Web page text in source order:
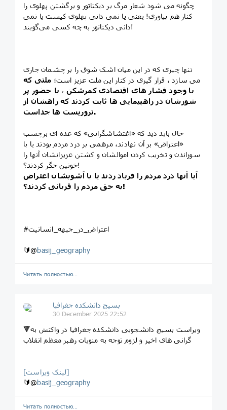
چگونه می شود شعار مرگ بر دیکتاتور و برگشتن پهلوی را
کنار هم بیاوری! یعنی یا نمی دانی پهلوی کیست یا نمی‌
دانی دیکتاتور به چه کسی می‌گویند!
تنها چیزی که در این میان اشک شوق را بر چشمان جاری
می‌ سازد ، قرار گیری در کنار این ملت عزیز است؛ ملتی که
با وجود فشار های اقتصادی کمرشکن ، با حضور پر
شورشان در راهپیمایی ها ثابت کردند که راهشان از
تروریست ها جداست.
حال باید دید که «اغتشاشگرانی» که عده ای برچسب
«اعتراض» بر آن نهادند، مرهمی بر درد مردم بودند یا با
سوزاندن و تخریب کردن اموالشان و کشتن عزیزانشان آنها را
خونین جگر کردند؟!
آیا آنها درد مردم را فریاد زدند یا با آشوبشان اعتراض
به حق مردم را قربانی کردند؟!
#اعتراض_در_جبهه_انسانیت
🔰@basij_geography
Читать полностью…
بسیج دانشکده‌ جغرافیا
30 December 2025 22:52
🔻ویراست بسیج دانشجویی دانشکده جغرافیا در واکنش به
گرانی های اخیر و لزوم توجه به منویات رهبر معظم انقلاب
[لینک ویراست]
🔰@basij_geography
Читать полностью…